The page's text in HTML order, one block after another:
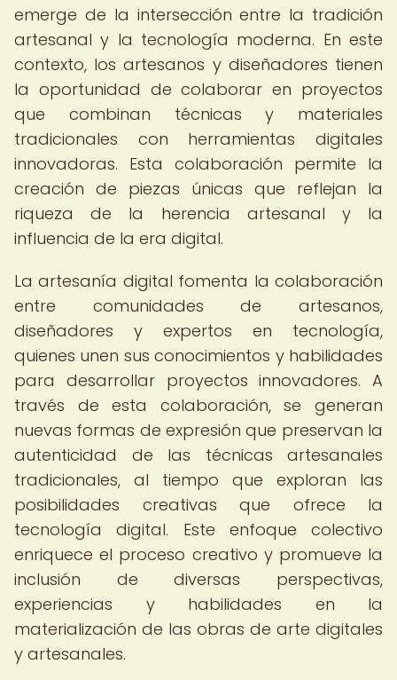
emerge de la intersección entre la tradición
artesanal y la tecnología moderna. En este
contexto, los artesanos y diseñadores tienen
la oportunidad de colaborar en proyectos
que combinan técnicas y materiales
tradicionales con herramientas digitales
innovadoras. Esta colaboración permite la
creación de piezas únicas que reflejan la
riqueza de la herencia artesanal y la
influencia de la era digital.
La artesanía digital fomenta la colaboración
entre comunidades de artesanos,
diseñadores y expertos en tecnología,
quienes unen sus conocimientos y habilidades
para desarrollar proyectos innovadores. A
través de esta colaboración, se generan
nuevas formas de expresión que preservan la
autenticidad de las técnicas artesanales
tradicionales, al tiempo que exploran las
posibilidades creativas que ofrece la
tecnología digital. Este enfoque colectivo
enriquece el proceso creativo y promueve la
inclusión de diversas perspectivas,
experiencias y habilidades en la
materialización de las obras de arte digitales
y artesanales.